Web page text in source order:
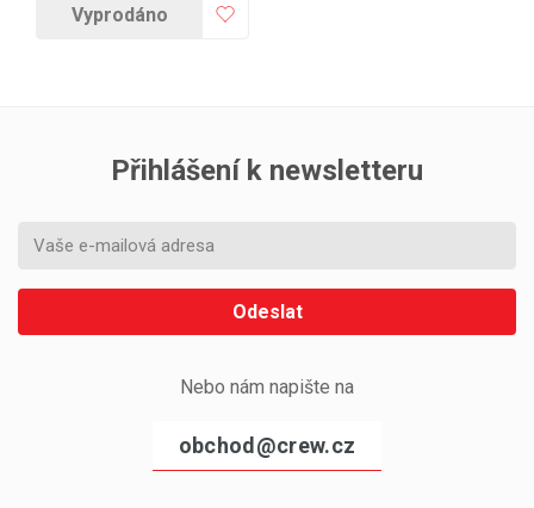
Vyprodáno
Přihlášení k newsletteru
Odeslat
Nebo nám napište na
obchod@crew.cz